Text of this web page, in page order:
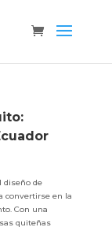
diseño de
convertirse en la
Con una
quiteñas